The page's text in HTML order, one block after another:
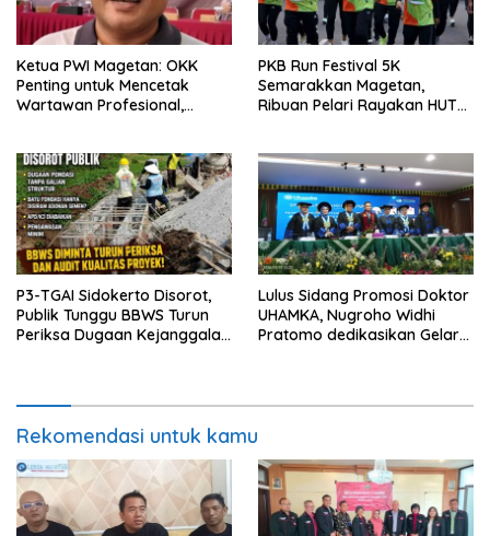
Ketua PWI Magetan: OKK
Penting untuk Mencetak
Wartawan Profesional,
PKB Run Festival 5K
Semarakkan Magetan,
Ribuan Pelari Rayakan HUT
P3-TGAI Sidokerto Disorot,
Publik Tunggu BBWS Turun
Periksa Dugaan Kejanggalan
Lulus Sidang Promosi Doktor
UHAMKA, Nugroho Widhi
Pratomo dedikasikan Gelar
Rekomendasi untuk kamu